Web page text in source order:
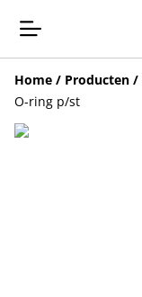
Home / Producten /
O-ring p/st